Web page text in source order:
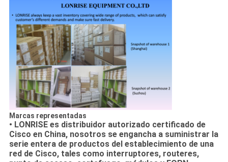
Marcas representadas
• LONRISE es distribuidor autorizado certificado de
Cisco en China, nosotros se engancha a suministrar la
serie entera de productos del establecimiento de una
red de Cisco, tales como interruptores, routeres,